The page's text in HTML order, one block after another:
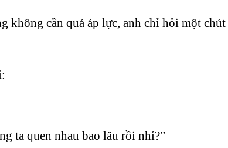
cần quá áp lực, anh chỉ hỏi một
ta quen nhau bao lâu rồi nhỉ?”